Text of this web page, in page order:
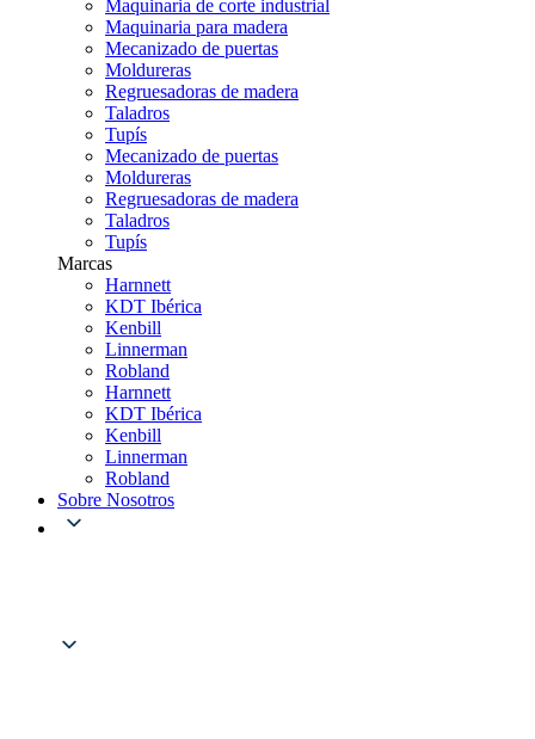
Maquinaria de corte industrial
Maquinaria para madera
Mecanizado de puertas
Moldureras
Regruesadoras de madera
Taladros
Tupís
Mecanizado de puertas
Moldureras
Regruesadoras de madera
Taladros
Tupís
Marcas
Harnnett
KDT Ibérica
Kenbill
Linnerman
Robland
Harnnett
KDT Ibérica
Kenbill
Linnerman
Robland
Sobre Nosotros